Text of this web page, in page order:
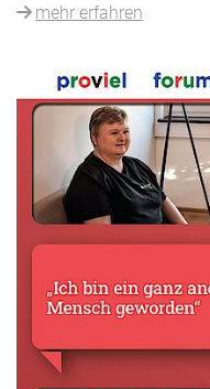
mehr erfahren